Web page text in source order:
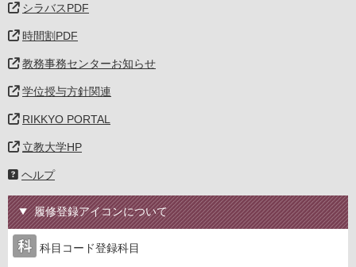
シラバスPDF
時間割PDF
教務事務センターお知らせ
学位授与方針関連
RIKKYO PORTAL
立教大学HP
ヘルプ
履修登録アイコンについて
科目コード登録科目